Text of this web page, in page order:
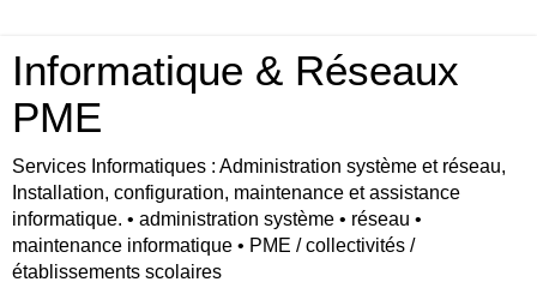
Informatique & Réseaux
PME
Services Informatiques : Administration système et réseau,
Installation, configuration, maintenance et assistance
informatique. • administration système • réseau •
maintenance informatique • PME / collectivités /
établissements scolaires